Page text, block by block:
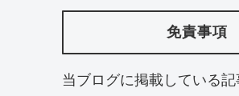
免責事項
当ブログに掲載している